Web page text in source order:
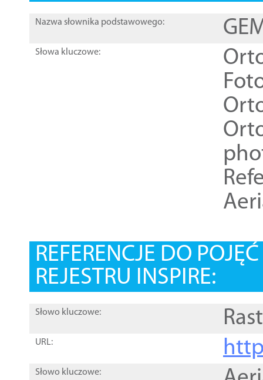
Nazwa słownika podstawowego:
Słowa kluczowe:
REFERENCJE DO
REJESTRU INSPIRE:
Słowo kluczowe:
URL:
Słowo kluczowe: